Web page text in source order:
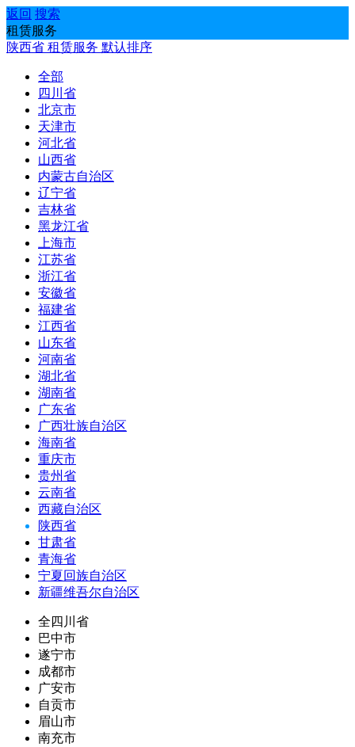
返回 搜索
租赁服务
陕西省 租赁服务 默认排序
全部
四川省
北京市
天津市
河北省
山西省
内蒙古自治区
辽宁省
吉林省
黑龙江省
上海市
江苏省
浙江省
安徽省
福建省
江西省
山东省
河南省
湖北省
湖南省
广东省
广西壮族自治区
海南省
重庆市
贵州省
云南省
西藏自治区
陕西省
甘肃省
青海省
宁夏回族自治区
新疆维吾尔自治区
全四川省
巴中市
遂宁市
成都市
广安市
自贡市
眉山市
南充市